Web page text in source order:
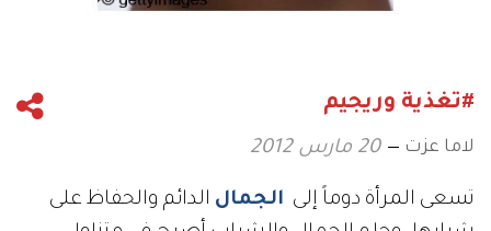
#تغذية وريجيم
لاما عزت 20 مارس 2012
تسعى المرأة دوماً إلى الجمال الدائم والحفاظ على